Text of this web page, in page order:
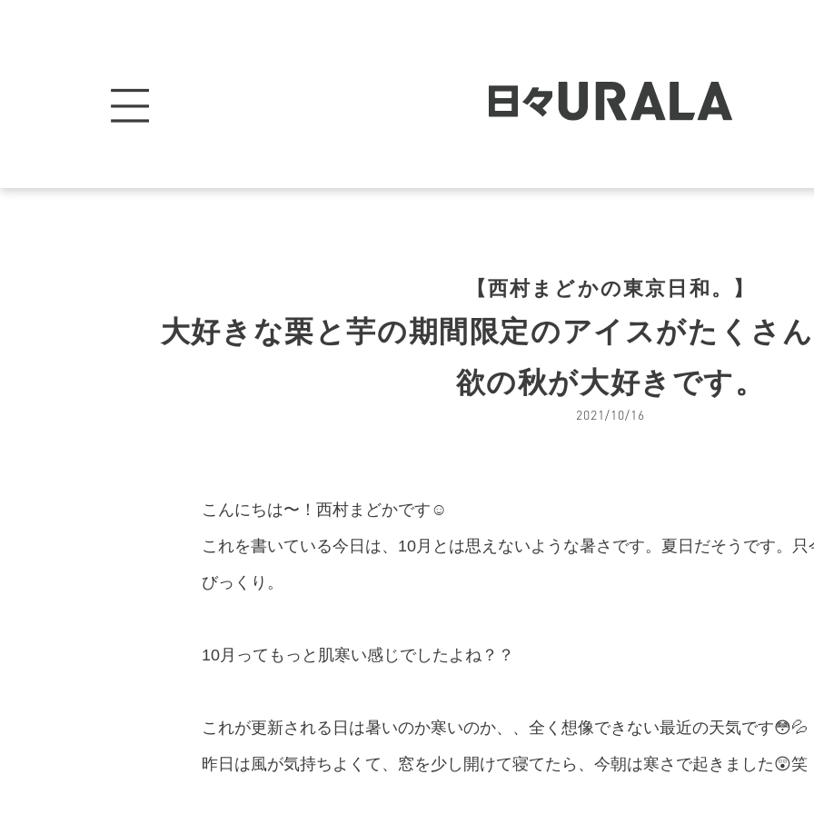
【西村まどかの東京日和。】
大好きな栗と芋の期間限定のアイスがたくさ
欲の秋が大好きです。
2021/10/16
こんにちは〜！西村まどかです☺️
これを書いている今日は、10月とは思えないような暑さです。夏日だそうです。只
びっくり。
10月ってもっと肌寒い感じでしたよね？？
これが更新される日は暑いのか寒いのか、、全く想像できない最近の天気です😳💦
昨日は風が気持ちよくて、窓を少し開けて寝てたら、今朝は寒さで起きました😲笑